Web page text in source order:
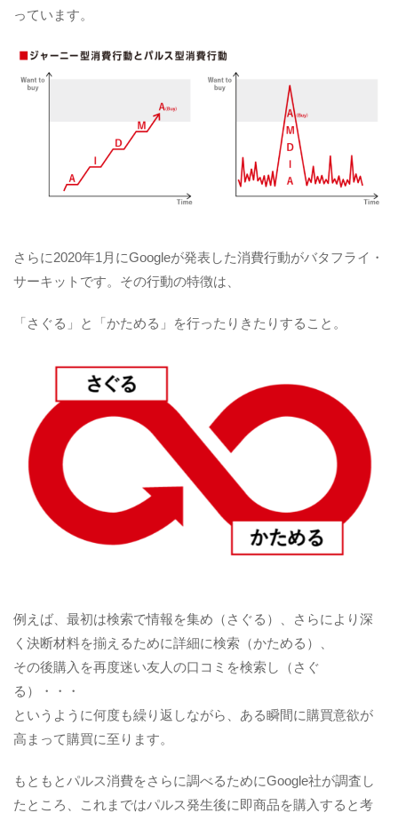
っています。
さらに2020年1月にGoogleが発表した消費行動がバタフライ・
サーキットです。その行動の特徴は、
「さぐる」と「かためる」を行ったりきたりすること。
例えば、最初は検索で情報を集め（さぐる）、さらにより深
く決断材料を揃えるために詳細に検索（かためる）、
その後購入を再度迷い友人の口コミを検索し（さぐ
る）・・・
というように何度も繰り返しながら、ある瞬間に購買意欲が
高まって購買に至ります。
もともとパルス消費をさらに調べるためにGoogle社が調査し
たところ、これまではパルス発生後に即商品を購入すると考